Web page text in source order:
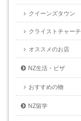
クイーンズタウン
クライストチャーチ
オススメのお店
NZ生活・ビザ
おすすめの物
NZ留学